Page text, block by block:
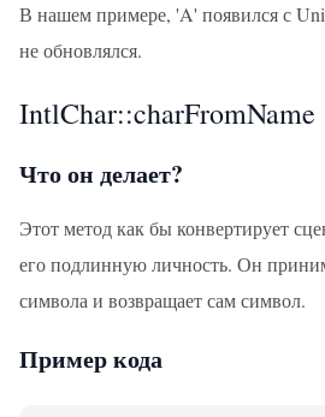
В нашем примере, 'A' появился с
не обновлялся.
IntlChar::charFromName
Что он делает?
Этот метод как бы конвертирует
его подлинную личность. Он
символа и возвращает сам символ.
Пример кода